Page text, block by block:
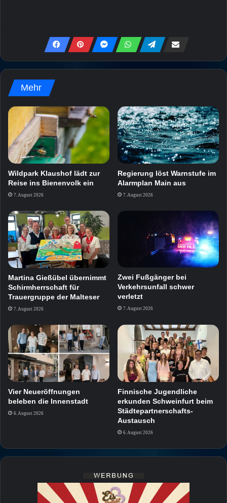
Mehr
Wildpark Klaushof lädt zur
Reise ins Bienenvolk ein
7. August 2026
Regierung löst Warnstufe im
Alarmplan Main aus
7. August 2026
Martina Gießübel übernimmt
Schirmherrschaft für
Trauergruppe der Malteser
7. August 2026
Zwei Fußgänger bei
Verkehrsunfall schwer
verletzt
7. August 2026
Vier Neueröffnungen
beleben die Innenstadt
6. August 2026
Finnische Jugendliche
erkunden Schweinfurt beim
Städtepartnerschafts-
Austausch
6. August 2026